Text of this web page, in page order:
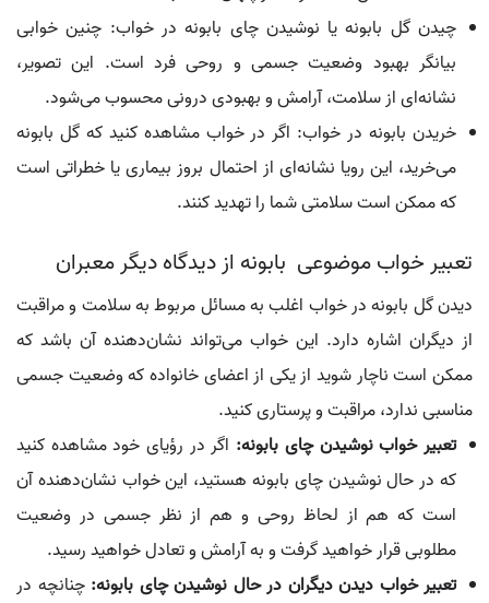
چیدن گل بابونه یا نوشیدن چای بابونه در خواب: چنین خوابی
بیانگر بهبود وضعیت جسمی و روحی فرد است. این تصویر،
نشانه‌ای از سلامت، آرامش و بهبودی درونی محسوب می‌شود.
خریدن بابونه در خواب: اگر در خواب مشاهده کنید که گل بابونه
می‌خرید، این رویا نشانه‌ای از احتمال بروز بیماری یا خطراتی است
که ممکن است سلامتی شما را تهدید کنند.
تعبیر خواب موضوعی بابونه از دیدگاه دیگر معبران
دیدن گل بابونه در خواب اغلب به مسائل مربوط به سلامت و مراقبت
از دیگران اشاره دارد. این خواب می‌تواند نشان‌دهنده آن باشد که
ممکن است ناچار شوید از یکی از اعضای خانواده که وضعیت جسمی
مناسبی ندارد، مراقبت و پرستاری کنید.
تعبیر خواب نوشیدن چای بابونه: اگر در رؤیای خود مشاهده کنید
که در حال نوشیدن چای بابونه هستید، این خواب نشان‌دهنده آن
است که هم از لحاظ روحی و هم از نظر جسمی در وضعیت
مطلوبی قرار خواهید گرفت و به آرامش و تعادل خواهید رسید.
تعبیر خواب دیدن دیگران در حال نوشیدن چای بابونه: چنانچه در